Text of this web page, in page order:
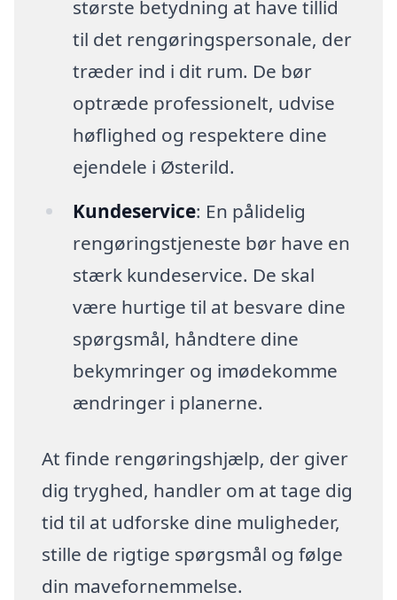
største betydning at have tillid
til det rengøringspersonale, der
træder ind i dit rum. De bør
optræde professionelt, udvise
høflighed og respektere dine
ejendele i Østerild.
Kundeservice: En pålidelig
rengøringstjeneste bør have en
stærk kundeservice. De skal
være hurtige til at besvare dine
spørgsmål, håndtere dine
bekymringer og imødekomme
ændringer i planerne.
At finde rengøringshjælp, der giver
dig tryghed, handler om at tage dig
tid til at udforske dine muligheder,
stille de rigtige spørgsmål og følge
din mavefornemmelse.